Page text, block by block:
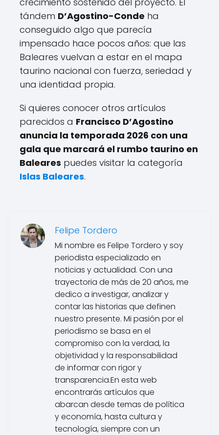
tándem D’Agostino-Conde ha
conseguido algo que parecía
impensado hace pocos años: que las
Baleares vuelvan a estar en el mapa
taurino nacional con fuerza, seriedad y
una identidad propia.
Si quieres conocer otros artículos
parecidos a Francisco D’Agostino
anuncia la temporada 2026 con una
gala que marcará el rumbo taurino en
Baleares puedes visitar la categoría
Islas Baleares.
Felipe Tordero
Mi nombre es Felipe Tordero y soy
periodista especializado en
noticias y actualidad. Con una
trayectoria de más de 20 años, me
dedico a investigar, analizar y
contar las historias que definen
nuestro presente. Mi pasión por el
periodismo se basa en el
compromiso con la verdad, la
objetividad y la responsabilidad
de informar con rigor y
transparencia.En esta web
encontrarás artículos que
abarcan desde temas de política
y economía, hasta cultura y
tecnología, siempre con un